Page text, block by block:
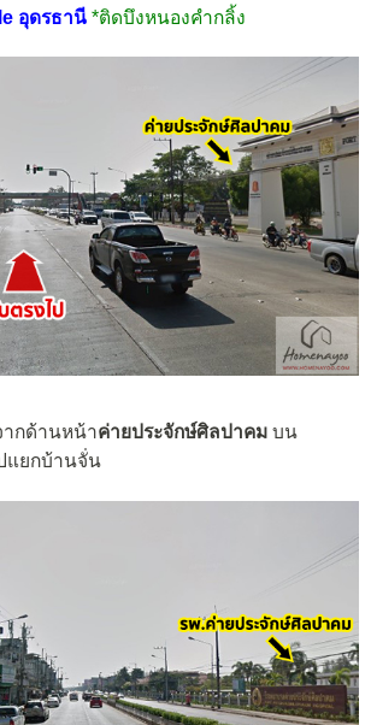
อุดรธานี *ติดบึงหนองคำกลิ้ง
ากด้านหน้าค่ายประจักษ์ศิลปาคม บน
แยกบ้านจั่น